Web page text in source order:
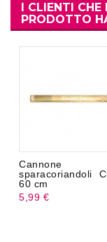
I CLIENTI
PRODOTTO
Cannone
sparacoriandoli
60 cm
5,99 €